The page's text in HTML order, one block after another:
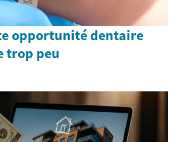
opportunité dentaire
trop peu